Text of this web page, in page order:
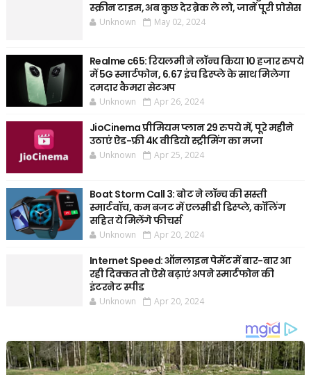
स्क्रीन टाइम, अब कुछ देर ब्रेक ले लो, जानें पूरी प्रोसेस
Unknown May 02, 2024
Realme c65: रियलमी ने लॉन्च किया 10 हजार रुपये
में 5G स्मार्टफोन, 6.67 इंच डिस्प्ले के साथ मिलेगा
दमदार कैमरा सेटअप
Unknown Apr 26, 2024
JioCinema प्रीमियम प्लान 29 रुपये में, पूरे महीने
उठाएं ऐड-फ्री 4K वीडियो स्ट्रीमिंग का मजा
Unknown Apr 25, 2024
Boat Storm Call 3: बोट ने लॉन्च की सस्ती
स्मार्टवॉच, कम बजट में एलसीडी डिस्प्ले, कॉलिंग
सहित ये मिलेंगे फीचर्स
Unknown Apr 20, 2024
Internet Speed: ऑनलाइन पेमेंट में बार-बार आ
रही दिक्कत तो ऐसे बढ़ाएं अपने स्मार्टफोन की
इंटरनेट स्पीड
Unknown Apr 20, 2024